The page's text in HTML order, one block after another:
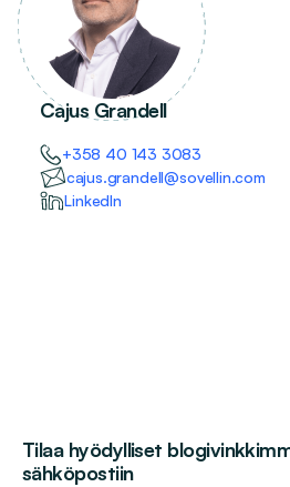
Cajus Grandell
+358 40 143 3083
cajus.grandell@sovellin.com
LinkedIn
Tilaa hyödylliset
sähköpostiin